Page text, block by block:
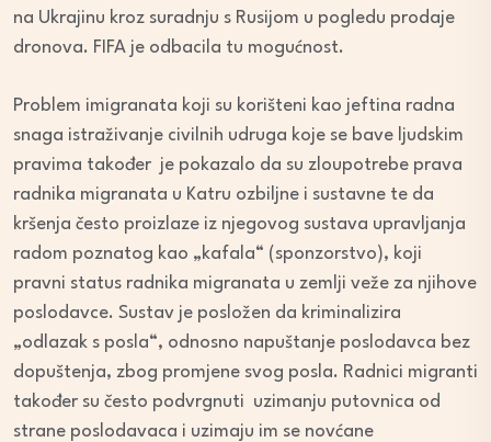
na Ukrajinu kroz suradnju s Rusijom u pogledu prodaje
dronova. FIFA je odbacila tu mogućnost.
Problem imigranata koji su korišteni kao jeftina radna
snaga istraživanje civilnih udruga koje se bave ljudskim
pravima također je pokazalo da su zloupotrebe prava
radnika migranata u Katru ozbiljne i sustavne te da
kršenja često proizlaze iz njegovog sustava upravljanja
radom poznatog kao „kafala“ (sponzorstvo), koji
pravni status radnika migranata u zemlji veže za njihove
poslodavce. Sustav je posložen da kriminalizira
„odlazak s posla“, odnosno napuštanje poslodavca bez
dopuštenja, zbog promjene svog posla. Radnici migranti
također su često podvrgnuti uzimanju putovnica od
strane poslodavaca i uzimaju im se novćane